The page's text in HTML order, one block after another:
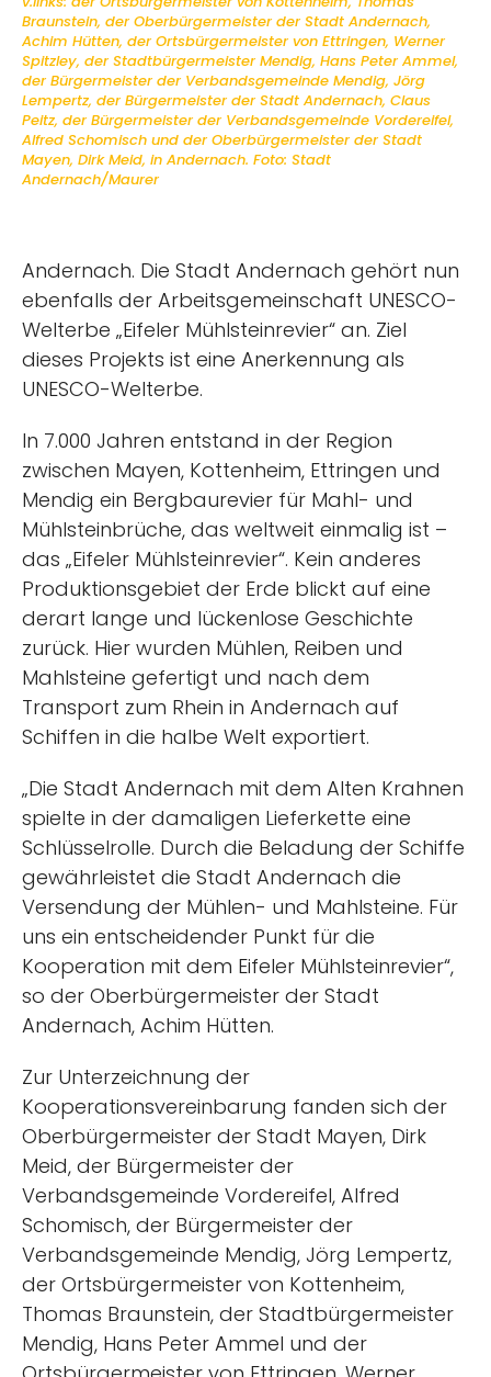
Braunstein, der Oberbürgermeister der Stadt Andernach,
Achim Hütten, der Ortsbürgermeister von Ettringen, Werner
Spitzley, der Stadtbürgermeister Mendig, Hans Peter Ammel,
der Bürgermeister der Verbandsgemeinde Mendig, Jörg
Lempertz, der Bürgermeister der Stadt Andernach, Claus
Peitz, der Bürgermeister der Verbandsgemeinde Vordereifel,
Alfred Schomisch und der Oberbürgermeister der Stadt
Mayen, Dirk Meid, in Andernach. Foto: Stadt
Andernach/Maurer
Andernach. Die Stadt Andernach gehört nun
ebenfalls der Arbeitsgemeinschaft UNESCO-
Welterbe „Eifeler Mühlsteinrevier“ an. Ziel
dieses Projekts ist eine Anerkennung als
UNESCO-Welterbe.
In 7.000 Jahren entstand in der Region
zwischen Mayen, Kottenheim, Ettringen und
Mendig ein Bergbaurevier für Mahl- und
Mühlsteinbrüche, das weltweit einmalig ist –
das „Eifeler Mühlsteinrevier“. Kein anderes
Produktionsgebiet der Erde blickt auf eine
derart lange und lückenlose Geschichte
zurück. Hier wurden Mühlen, Reiben und
Mahlsteine gefertigt und nach dem
Transport zum Rhein in Andernach auf
Schiffen in die halbe Welt exportiert.
„Die Stadt Andernach mit dem Alten Krahnen
spielte in der damaligen Lieferkette eine
Schlüsselrolle. Durch die Beladung der Schiffe
gewährleistet die Stadt Andernach die
Versendung der Mühlen- und Mahlsteine. Für
uns ein entscheidender Punkt für die
Kooperation mit dem Eifeler Mühlsteinrevier“,
so der Oberbürgermeister der Stadt
Andernach, Achim Hütten.
Zur Unterzeichnung der
Kooperationsvereinbarung fanden sich der
Oberbürgermeister der Stadt Mayen, Dirk
Meid, der Bürgermeister der
Verbandsgemeinde Vordereifel, Alfred
Schomisch, der Bürgermeister der
Verbandsgemeinde Mendig, Jörg Lempertz,
der Ortsbürgermeister von Kottenheim,
Thomas Braunstein, der Stadtbürgermeister
Mendig, Hans Peter Ammel und der